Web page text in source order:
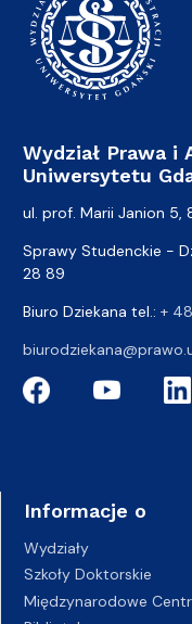
Wydział Prawa i
Uniwersytetu
ul. prof. Marii Janion
Sprawy Studenckie -
28 89
Biuro Dziekana tel.: +
Informacje o
Wydziały
Szkoły Doktorskie
Międzynarodowe